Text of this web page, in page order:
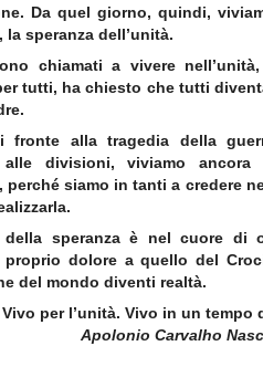
Da quel giorno, quindi,
la speranza dell’unità.
chiamati a vivere
tutti, ha chiesto che tutti
fronte alla tragedia della
alle divisioni, viviamo
perché siamo in tanti a credere
della speranza è nel cuore di
dolore a quello del
del mondo diventi realtà.
Vivo per l’unità. Vivo in un
Apolonio Carvalho